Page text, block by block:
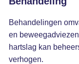
Behandelingen
en
hartslag kan
verhogen.